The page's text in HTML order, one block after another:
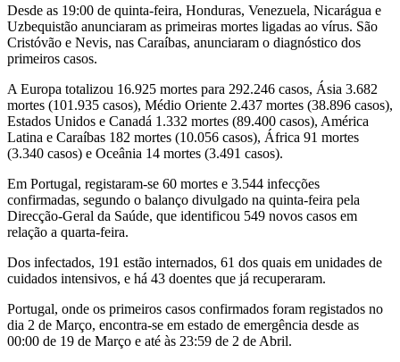
Desde as 19:00 de quinta-feira, Honduras, Venezuela, Nicarágua e
Uzbequistão anunciaram as primeiras mortes ligadas ao vírus. São
Cristóvão e Nevis, nas Caraíbas, anunciaram o diagnóstico dos
primeiros casos.
A Europa totalizou 16.925 mortes para 292.246 casos, Ásia 3.682
mortes (101.935 casos), Médio Oriente 2.437 mortes (38.896 casos),
Estados Unidos e Canadá 1.332 mortes (89.400 casos), América
Latina e Caraíbas 182 mortes (10.056 casos), África 91 mortes
(3.340 casos) e Oceânia 14 mortes (3.491 casos).
Em Portugal, registaram-se 60 mortes e 3.544 infecções
confirmadas, segundo o balanço divulgado na quinta-feira pela
Direcção-Geral da Saúde, que identificou 549 novos casos em
relação a quarta-feira.
Dos infectados, 191 estão internados, 61 dos quais em unidades de
cuidados intensivos, e há 43 doentes que já recuperaram.
Portugal, onde os primeiros casos confirmados foram registados no
dia 2 de Março, encontra-se em estado de emergência desde as
00:00 de 19 de Março e até às 23:59 de 2 de Abril.